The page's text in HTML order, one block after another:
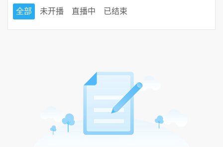
全部 未开播 直播中 已结束